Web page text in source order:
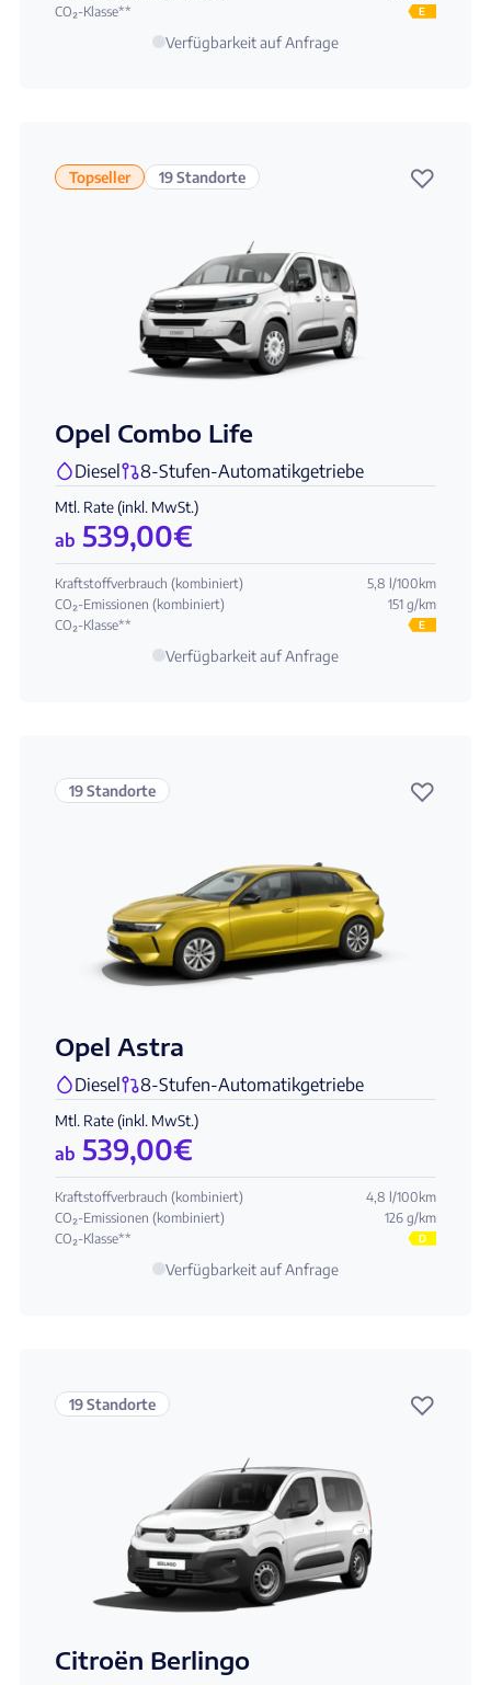
CO₂-Klasse**
E
Verfügbarkeit auf Anfrage
Topseller 19 Standorte ♡
Opel Combo Life
Diesel 8-Stufen-Automatikgetriebe
Mtl. Rate (inkl. MwSt.)
ab 539,00€
Kraftstoffverbrauch (kombiniert)
5,8 l/100km
CO₂-Emissionen (kombiniert)
151 g/km
CO₂-Klasse**
E
Verfügbarkeit auf Anfrage
19 Standorte ♡
Opel Astra
Diesel 8-Stufen-Automatikgetriebe
Mtl. Rate (inkl. MwSt.)
ab 539,00€
Kraftstoffverbrauch (kombiniert)
4,8 l/100km
CO₂-Emissionen (kombiniert)
126 g/km
CO₂-Klasse**
D
Verfügbarkeit auf Anfrage
19 Standorte ♡
Citroën Berlingo